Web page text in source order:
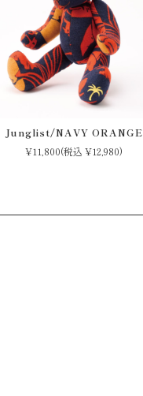
Junglist/NAVY ORANGE
¥11,800(税込 ¥12,980)